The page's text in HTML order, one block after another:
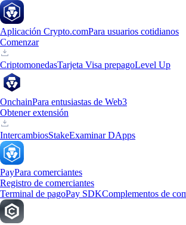
Aplicación Crypto.comPara usuarios cotidianos
Comenzar
CriptomonedasTarjeta Visa prepagoLevel Up
OnchainPara entusiastas de Web3
Obtener extensión
IntercambiosStakeExaminar DApps
PayPara comerciantes
Registro de comerciantes
Terminal de pagoPay SDKComplementos de